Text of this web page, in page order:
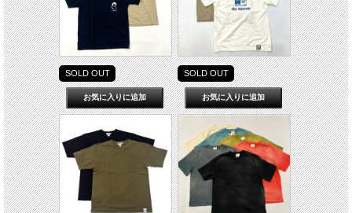
SOLD OUT SOLD OUT